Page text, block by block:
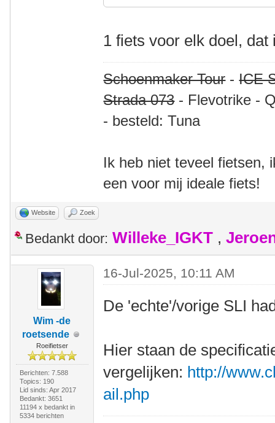
1 fiets voor elk doel, dat
Schoenmaker Tour-ICE
Strada 073- Flevotrike -
- besteld: Tuna
Ik heb niet teveel fietsen,
een voor mij ideale fiets!
Website Zoek
Bedankt door: Willeke_IGKT ,
Wim -de
roetsende
Roeifietser
Berichten: 7.588
Topics: 190
Lid sinds: Apr 2017
Bedankt: 3651
11194 x bedankt in
5334 berichten
16-Jul-2025, 10:11 AM
De 'echte'/vorige SLI
Hier staan de
vergelijken: http://
ail.php